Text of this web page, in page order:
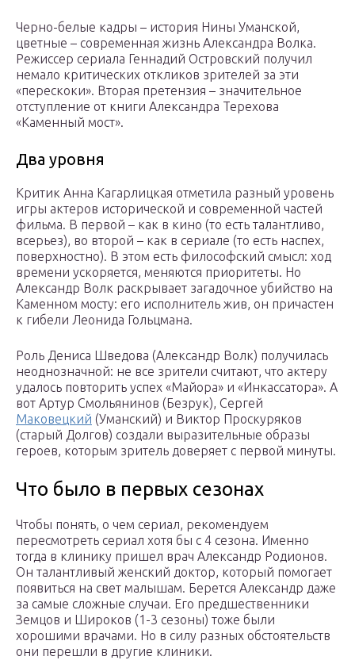
Черно-белые кадры – история Нины Уманской,
цветные – современная жизнь Александра Волка.
Режиссер сериала Геннадий Островский получил
немало критических откликов зрителей за эти
«перескоки». Вторая претензия – значительное
отступление от книги Александра Терехова
«Каменный мост».
Два уровня
Критик Анна Кагарлицкая отметила разный уровень
игры актеров исторической и современной частей
фильма. В первой – как в кино (то есть талантливо,
всерьез), во второй – как в сериале (то есть наспех,
поверхностно). В этом есть философский смысл: ход
времени ускоряется, меняются приоритеты. Но
Александр Волк раскрывает загадочное убийство на
Каменном мосту: его исполнитель жив, он причастен
к гибели Леонида Гольцмана.
Роль Дениса Шведова (Александр Волк) получилась
неоднозначной: не все зрители считают, что актеру
удалось повторить успех «Майора» и «Инкассатора». А
вот Артур Смольянинов (Безрук), Сергей
Маковецкий (Уманский) и Виктор Проскуряков
(старый Долгов) создали выразительные образы
героев, которым зритель доверяет с первой минуты.
Что было в первых сезонах
Чтобы понять, о чем сериал, рекомендуем
пересмотреть сериал хотя бы с 4 сезона. Именно
тогда в клинику пришел врач Александр Родионов.
Он талантливый женский доктор, который помогает
появиться на свет малышам. Берется Александр даже
за самые сложные случаи. Его предшественники
Земцов и Широков (1-3 сезоны) тоже были
хорошими врачами. Но в силу разных обстоятельств
они перешли в другие клиники.